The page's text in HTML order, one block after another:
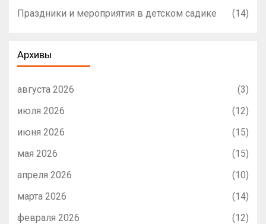
Праздники и мероприятия в детском садике
(14)
Архивы
августа 2026
(3)
июля 2026
(12)
июня 2026
(15)
мая 2026
(15)
апреля 2026
(10)
марта 2026
(14)
февраля 2026
(12)